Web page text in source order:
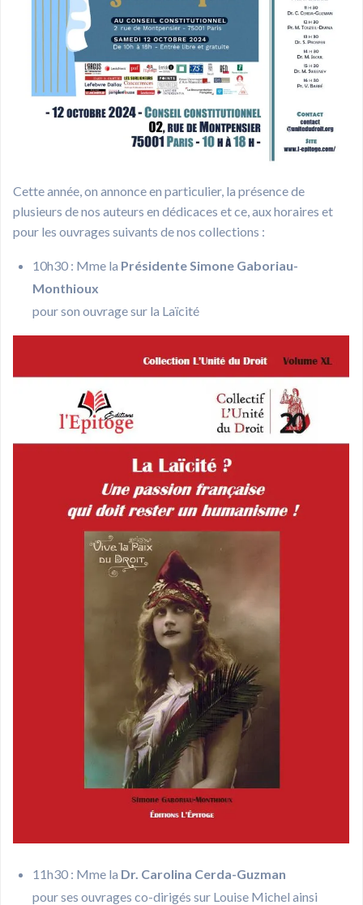
Cette année, on annonce en particulier, la présence de
plusieurs de nos auteurs en dédicaces et ce, aux horaires et
pour les ouvrages suivants de nos collections :
10h30 : Mme la Présidente Simone Gaboriau-
Monthioux
pour son ouvrage sur la Laïcité
11h30 : Mme la Dr. Carolina Cerda-Guzman
pour ses ouvrages co-dirigés sur Louise Michel ainsi